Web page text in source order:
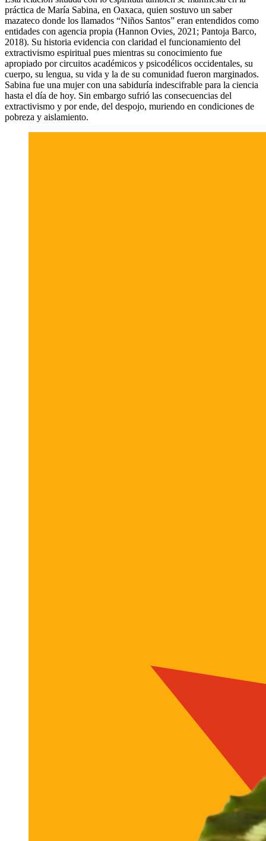
práctica de María Sabina, en Oaxaca, quien sostuvo un saber
mazateco donde los llamados “Niños Santos” eran entendidos como
entidades con agencia propia (Hannon Ovies, 2021; Pantoja Barco,
2018). Su historia evidencia con claridad el funcionamiento del
extractivismo espiritual pues mientras su conocimiento fue
apropiado por circuitos académicos y psicodélicos occidentales, su
cuerpo, su lengua, su vida y la de su comunidad fueron marginados.
Sabina fue una mujer con una sabiduría indescifrable para la ciencia
hasta el día de hoy. Sin embargo sufrió las consecuencias del
extractivismo y por ende, del despojo, muriendo en condiciones de
pobreza y aislamiento.